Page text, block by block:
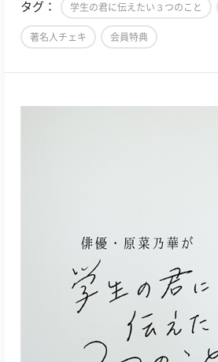
タグ： 学生の君に伝えたい３つのこと
著名人チェキ 会員特典